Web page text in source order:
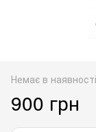
Немає в наявності
900 грн